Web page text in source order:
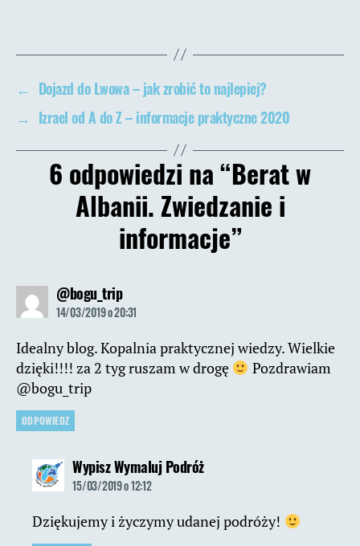
← Dojazd do Lwowa – jak zrobić to najlepiej?
→ Izrael od A do Z – informacje praktyczne 2020
6 odpowiedzi na “Berat w
Albanii. Zwiedzanie i
informacje”
@bogu_tripkomentarz:
14/03/2019 o 20:31
Idealny blog. Kopalnia praktycznej wiedzy. Wielkie
dzięki!!!! za 2 tyg ruszam w drogę
Pozdrawiam
@bogu_trip
ODPOWIEDZ
Wypisz Wymaluj Podróżkomentarz:
15/03/2019 o 12:12
Dziękujemy i życzymy udanej podróży!